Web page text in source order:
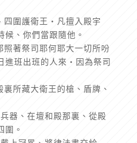
四圍護衛王‧凡擅入殿宇
、你們當跟隨他。
著祭司耶何耶大一切所吩
進班出班的人來‧因為祭司
所藏大衛王的槍、盾牌、
器、在壇和殿那裏、從殿
圍。